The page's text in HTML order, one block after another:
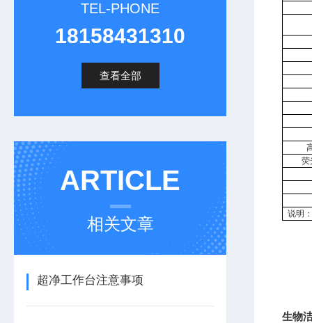
TEL-PHONE
18158431310
查看全部
ARTICLE
相关文章
超净工作台注意事项
荧
说明
生物